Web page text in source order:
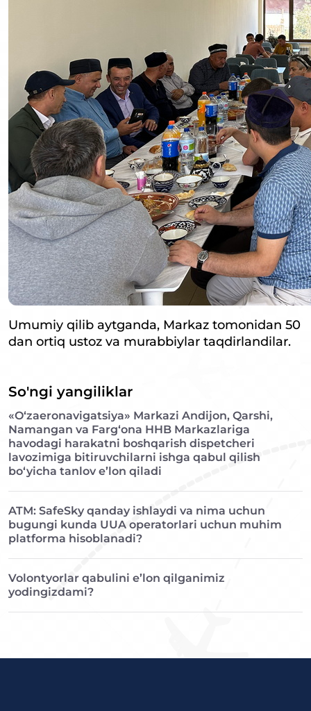
Umumiy qilib aytganda, Markaz tomonidan 50
dan ortiq ustoz va murabbiylar taqdirlandilar.
So'ngi yangiliklar
«O‘zaeronavigatsiya» Markazi Andijon, Qarshi,
Namangan va Farg‘ona HHB Markazlariga
havodagi harakatni boshqarish dispetcheri
lavozimiga bitiruvchilarni ishga qabul qilish
bo‘yicha tanlov e’lon qiladi
ATM: SafeSky qanday ishlaydi va nima uchun
bugungi kunda UUA operatorlari uchun muhim
platforma hisoblanadi?
Volontyorlar qabulini e’lon qilganimiz
yodingizdami?